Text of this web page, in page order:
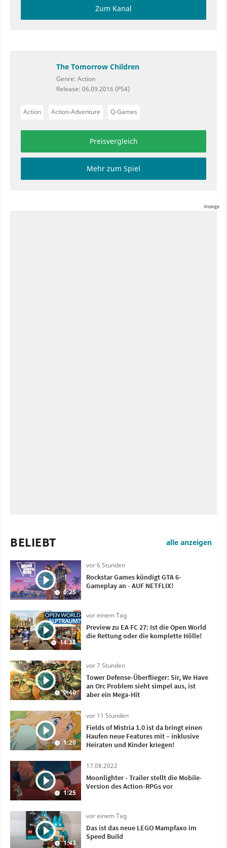
Zum Kanal
The Tomorrow Children
Genre: Action
Release: 06.09.2016 (PS4)
Action Action-Adventure Q-Games
Preisvergleich
Mehr zum Spiel
BELIEBT alle anzeigen
0:25
vor 6 Stunden
Rockstar Games kündigt GTA 6-
Gameplay an - AUF NETFLIX!
14:38
vor einem Tag
Preview zu EA FC 27: Ist die Open World
die Rettung oder die komplette Hölle!
0:40
vor 7 Stunden
Tower Defense-Überflieger: Sir, We Have
an Orc Problem sieht simpel aus, ist
aber ein Mega-Hit
1:20
vor 11 Stunden
Fields of Mistria 1.0 ist da bringt einen
Haufen neue Features mit – inklusive
Heiraten und Kinder kriegen!
1:25
17.08.2022
Moonlighter - Trailer stellt die Mobile-
Version des Action-RPGs vor
1:43
vor einem Tag
Das ist das neue LEGO Mampfaxo im
Speed Build